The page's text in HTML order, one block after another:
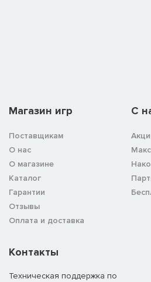
Магазин игр
Поставщикам
О нас
О магазине
Каталог
Гарантии
Отзывы
Оплата и доставка
C
Контакты
Техническая поддержка по